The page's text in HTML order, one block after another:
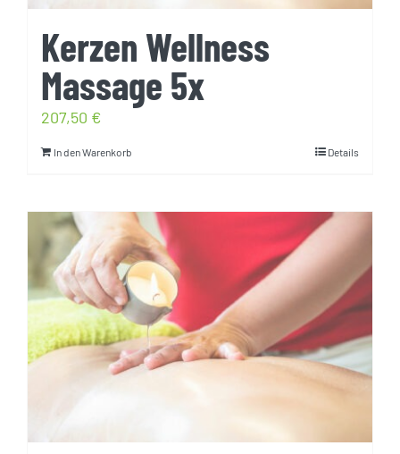
Kerzen Wellness
Massage 5x
207,50 €
In den Warenkorb Details